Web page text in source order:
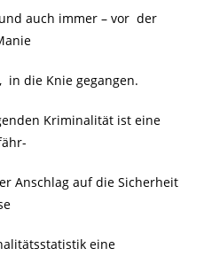
auch immer – vor der
in die Knie gegangen.
Kriminalität ist eine
Anschlag auf die Sicherheit
eine